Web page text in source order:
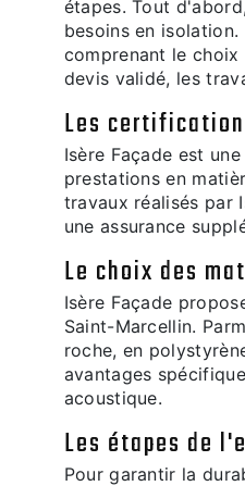
étapes. Tout
besoins en
comprenant le
devis validé, les
Les
Isère Façade est
prestations en
travaux réalisés par
une assurance
Le choix des
Isère Façade
Saint-Marcellin.
roche, en
avantages
acoustique.
Les étapes de
Pour garantir la